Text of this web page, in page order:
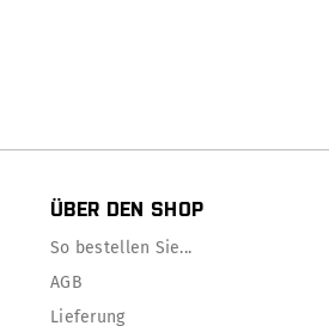
ÜBER DEN SHOP
So bestellen Sie...
AGB
Lieferung